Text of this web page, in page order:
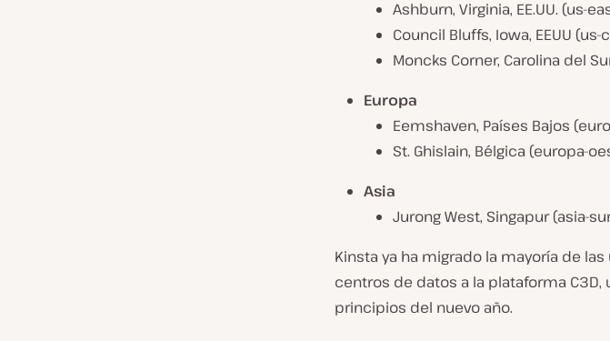
Ashburn, Virginia, EE.UU. (us-
Council Bluffs, Iowa, EEUU (us-
Moncks Corner, Carolina del
Europa
Eemshaven, Países Bajos
St. Ghislain, Bélgica (europa-
Asia
Jurong West, Singapur (asia-
Kinsta ya ha migrado la mayoría de
centros de datos a la plataforma
principios del nuevo año.